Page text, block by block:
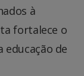
à
fortalece o
de